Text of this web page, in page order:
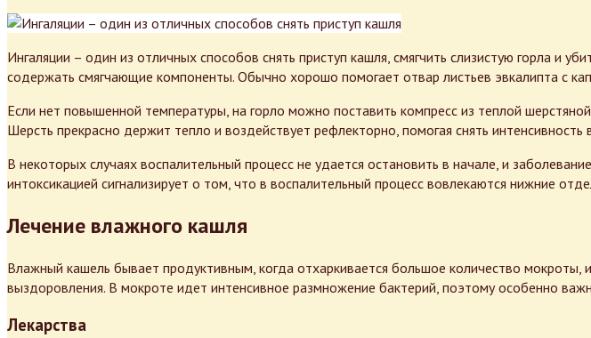
Ингаляции – один из отличных способов снять приступ кашля, смягчить слизистую горла и
содержать смягчающие компоненты. Обычно хорошо помогает отвар листьев эвкалипта с
Если нет повышенной температуры, на горло можно поставить компресс из теплой
Шерсть прекрасно держит тепло и воздействует рефлекторно, помогая снять интенсивность
В некоторых случаях воспалительный процесс не удается остановить в начале, и
интоксикацией сигнализирует о том, что в воспалительный процесс вовлекаются нижние
Лечение влажного кашля
Влажный кашель бывает продуктивным, когда отхаркивается большое количество
выздоровления. В мокроте идет интенсивное размножение бактерий, поэтому особенно
Лекарства